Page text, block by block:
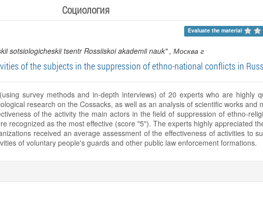
Социология
Evaluate the material
sotsiologicheskii tsentr Rossiiskoi akademii nauk" , Москва г
of the subjects in the suppression of ethno-national conflicts in
survey methods and in-depth interviews) of 20 experts who are highly
research on the Cossacks, as well as an analysis of scientific works and
of the activity the main actors in the field of suppression of ethno-
recognized as the most effective (score "5"). The experts highly appreciated
received an average assessment of the effectiveness of activities to
of voluntary people's guards and other public law enforcement formations.